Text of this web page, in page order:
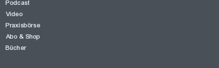
Podcast
Video
Praxisbörse
Abo & Shop
Bücher